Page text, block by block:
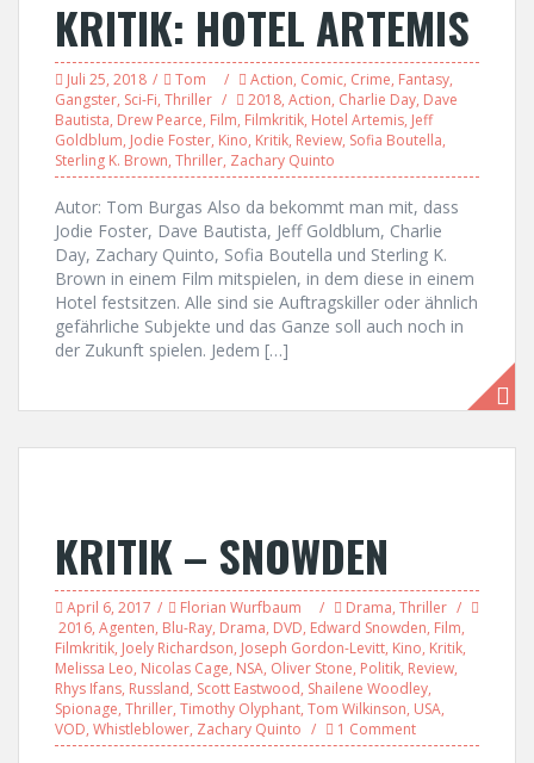
KRITIK: HOTEL ARTEMIS
Juli 25, 2018 Tom Action, Comic, Crime, Fantasy,
Gangster, Sci-Fi, Thriller 2018, Action, Charlie Day, Dave
Bautista, Drew Pearce, Film, Filmkritik, Hotel Artemis, Jeff
Goldblum, Jodie Foster, Kino, Kritik, Review, Sofia Boutella,
Sterling K. Brown, Thriller, Zachary Quinto
Autor: Tom Burgas Also da bekommt man mit, dass
Jodie Foster, Dave Bautista, Jeff Goldblum, Charlie
Day, Zachary Quinto, Sofia Boutella und Sterling K.
Brown in einem Film mitspielen, in dem diese in einem
Hotel festsitzen. Alle sind sie Auftragskiller oder ähnlich
gefährliche Subjekte und das Ganze soll auch noch in
der Zukunft spielen. Jedem […]
KRITIK – SNOWDEN
April 6, 2017 Florian Wurfbaum Drama, Thriller
2016, Agenten, Blu-Ray, Drama, DVD, Edward Snowden, Film,
Filmkritik, Joely Richardson, Joseph Gordon-Levitt, Kino, Kritik,
Melissa Leo, Nicolas Cage, NSA, Oliver Stone, Politik, Review,
Rhys Ifans, Russland, Scott Eastwood, Shailene Woodley,
Spionage, Thriller, Timothy Olyphant, Tom Wilkinson, USA,
VOD, Whistleblower, Zachary Quinto 1 Comment